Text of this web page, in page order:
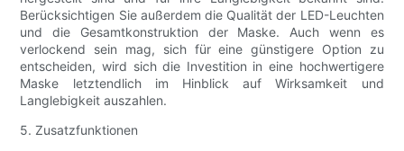
Berücksichtigen Sie außerdem die Qualität der LED-Leuchten
und die Gesamtkonstruktion der Maske. Auch wenn es
verlockend sein mag, sich für eine günstigere Option zu
entscheiden, wird sich die Investition in eine hochwertigere
Maske letztendlich im Hinblick auf Wirksamkeit und
Langlebigkeit auszahlen.
5. Zusatzfunktionen